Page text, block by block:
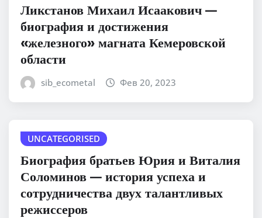
Ликстанов Михаил Исаакович —
биография и достижения
«железного» магната Кемеровской
области
sib_ecometal Фев 20, 2023
UNCATEGORISED
Биография братьев Юрия и Виталия
Соломинов — история успеха и
сотрудничества двух талантливых
режиссеров